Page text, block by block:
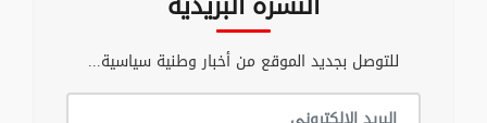
للتوصل بجديد الموقع من أخبار وطنية سياسية...